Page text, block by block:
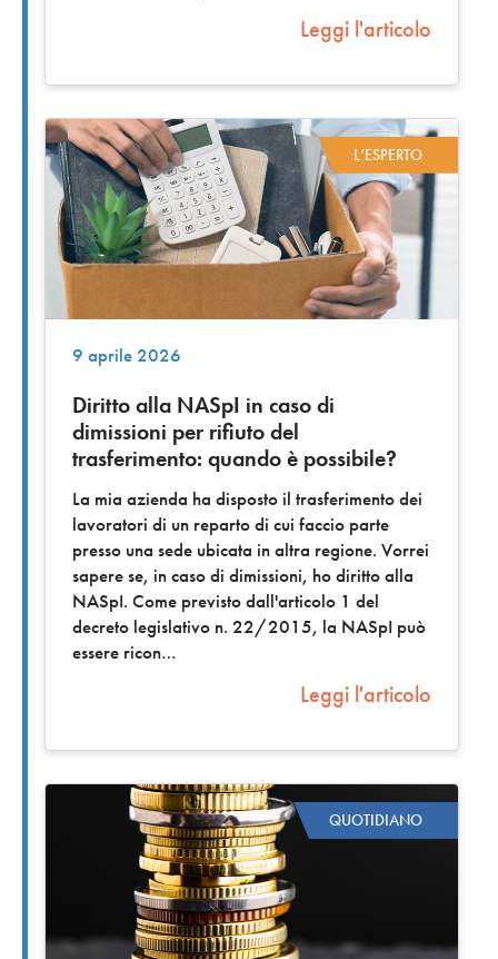
Leggi l'articolo
L’ESPERTO
9 aprile 2026
Diritto alla NASpI in caso di
dimissioni per rifiuto del
trasferimento: quando è possibile?
La mia azienda ha disposto il trasferimento dei
lavoratori di un reparto di cui faccio parte
presso una sede ubicata in altra regione. Vorrei
sapere se, in caso di dimissioni, ho diritto alla
NASpI. Come previsto dall'articolo 1 del
decreto legislativo n. 22/2015, la NASpI può
essere ricon
Leggi l'articolo
QUOTIDIANO